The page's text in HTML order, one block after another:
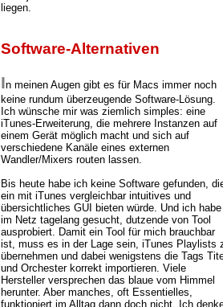
liegen.
Software-Alternativen
In meinen Augen gibt es für Macs immer noch
keine rundum überzeugende Software-Lösung.
Ich wünsche mir was ziemlich simples: eine
iTunes-Erweiterung, die mehrere Instanzen auf
einem Gerät möglich macht und sich auf
verschiedene Kanäle eines externen
Wandler/Mixers routen lassen.
Bis heute habe ich keine Software gefunden,
ein mit iTunes vergleichbar intuitives und
übersichtliches GUI bieten würde. Und ich habe
im Netz tagelang gesucht, dutzende von Tool
ausprobiert. Damit ein Tool für mich brauchbar
ist, muss es in der Lage sein, iTunes Playlists
übernehmen und dabei wenigstens die Tags
und Orchester korrekt importieren. Viele
Hersteller versprechen das blaue vom Himmel
herunter. Aber manches, oft Essentielles,
funktioniert im Alltag dann doch nicht. Ich